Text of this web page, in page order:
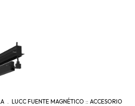
. LUCC FUENTE MAGNÉTICO :: ACCESORIO